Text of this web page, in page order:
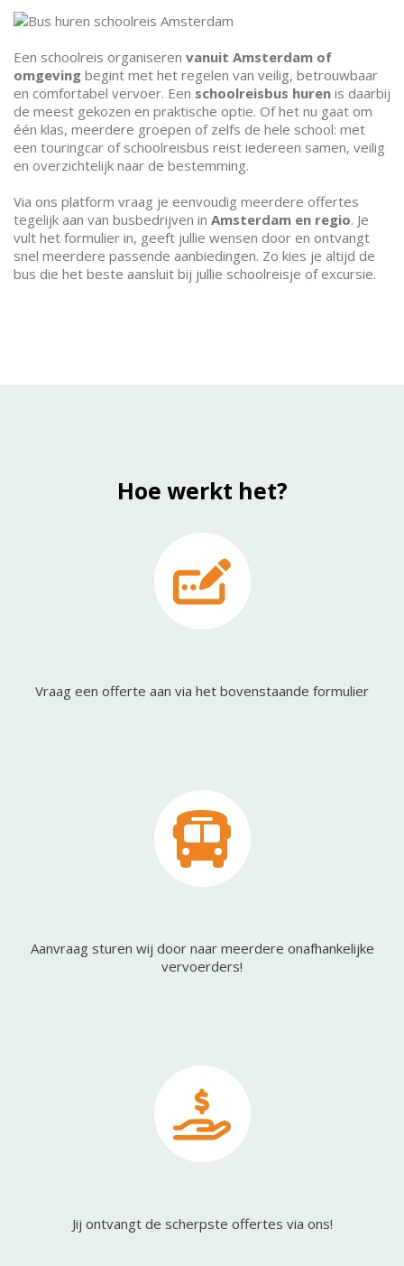
Een schoolreis organiseren vanuit Amsterdam of
omgeving begint met het regelen van veilig, betrouwbaar
en comfortabel vervoer. Een schoolreisbus huren is daarbij
de meest gekozen en praktische optie. Of het nu gaat om
één klas, meerdere groepen of zelfs de hele school: met
een touringcar of schoolreisbus reist iedereen samen, veilig
en overzichtelijk naar de bestemming.
Via ons platform vraag je eenvoudig meerdere offertes
tegelijk aan van busbedrijven in Amsterdam en regio. Je
vult het formulier in, geeft jullie wensen door en ontvangt
snel meerdere passende aanbiedingen. Zo kies je altijd de
bus die het beste aansluit bij jullie schoolreisje of excursie.
Hoe werkt het?
Vraag een offerte aan via het bovenstaande formulier
Aanvraag sturen wij door naar meerdere onafhankelijke
vervoerders!
Jij ontvangt de scherpste offertes via ons!